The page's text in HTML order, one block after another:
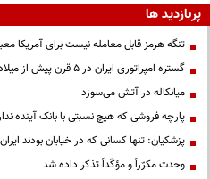
پربازدید ها
تنگه هرمز قابل معامله نیست برای آمریکا
گستره امپراتوری ایران در ۵ قرن پیش از میلاد؛ تصویری از ایران ۲۵ قرن پیش
میانکاله در آتش می‌سوزد
پارچه فروشی که هیچ نسبتی با بانک آینده
پزشکیان: تنها کسانی که در خیابان بودند
وحدت مکرّراً و مؤکّداً تذکر داده شد